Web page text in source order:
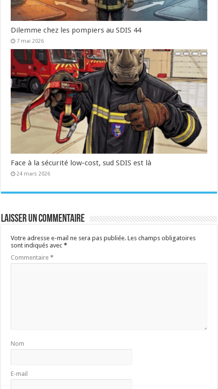
Dilemme chez les pompiers au SDIS 44
7 mai 2026
Face à la sécurité low-cost, sud SDIS est là
24 mars 2026
Laisser un commentaire
Votre adresse e-mail ne sera pas publiée. Les champs obligatoires
sont indiqués avec*
Commentaire*
Nom
E-mail